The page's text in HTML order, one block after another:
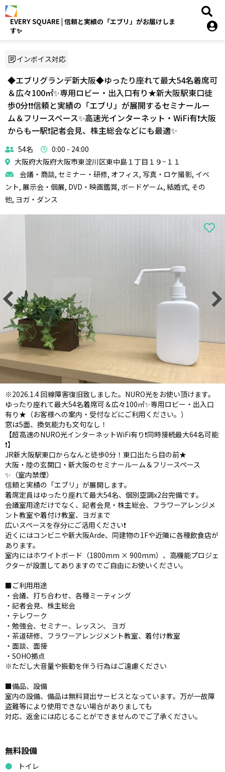
EVERY SQUARE | 信頼と実績の「エブリ」がお届けしま
す✨
インボイス対応
◆エブリグランデ新大阪◆ゆったり座れて最大54名着席可
＆広々100㎡✨専用ロビー・出入口有り★新大阪駅東口徒
歩0分❗️❗️信頼と実績の「エブリ」が展開するセミナールー
ム＆フリースペース✨高速光インターネット・WiFi有❗️大阪
からも一駅❗️記者会見、株主総会などにも最適✨
54名
0:00 - 24:00
大阪府大阪府大阪市東淀川区東中島１丁目１９−１１
会議・商談, セミナー・研修, オフィス, 写真・ロケ撮影, イベ
ント, 展示会・個展, DVD・映画鑑賞, ボードゲーム, 結婚式, その
他, ヨガ・ダンス
※2026.1.4 回線障害復旧致しました。NURO光をお使い頂けます。
ゆったり座れて最大54名着席可＆広々100㎡✨専用ロビー・出入口
有り★（お客様への案内・受付などにご利用ください。）
窓は5面、換気能力も文句なし！
【超高速のNURO光インターネットWiFi有り❗️同時接続最大64名可能
❗️】
JR新大阪駅東口からなんと徒歩0分！東口出たら目の前★
大阪・陸の玄関口・新大阪のセミナールーム＆フリースペース
✨（室内禁煙）
信頼と実績の「エブリ」が展開します。
着席定員はゆったり座れて最大54名、個別空調x2台完備です。
会議室用途だけでなく、記者会見・株主総会、フラワーアレンジメ
ント教室や着付け教室、ヨガまで
広いスペースを存分にご活用ください❗️
近くにはコンビニや新大阪Arde、同建物の1Fや近隣に各種飲食店が
あります。
室内にはホワイトボード（1800mm × 900mm）、高機能プロジェ
クターが設置してありますのでご自由にお使いください。
■ご利用用途
・会議、打ち合わせ、各種ミーティング
・記者会見、株主総会
・テレワーク
・勉強会、セミナー、レッスン、 ヨガ
・茶道研修、フラワーアレンジメント教室、着付け教室
・面談、面接
・SOHO拠点
※ただし大音量や振動を伴う行為はご遠慮ください
■備品、設備
室内の設備、備品は無料貸出サービスとなっています。万が一故障
盗難等により使用できない場合がありましても
対応、返金には応じることができませんのでご了承ください。
無料設備
トイレ